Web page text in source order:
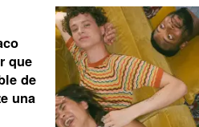
que
de
una